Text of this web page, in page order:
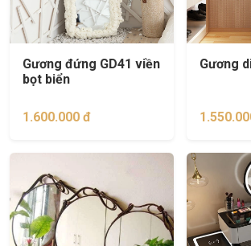
Gương đứng GD41 viền
bọt biển
1.600.000 đ
Gương